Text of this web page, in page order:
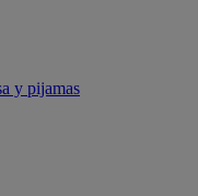
y pijamas